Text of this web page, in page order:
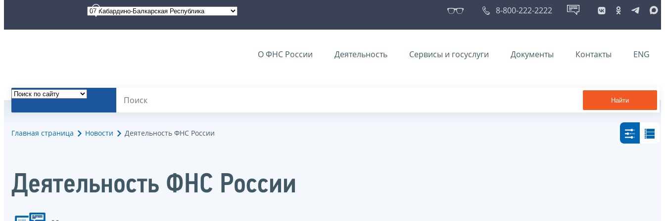
8-800-222-2222
О ФНС России Деятельность Сервисы и госуслуги Документы Контакты ENG
Найти
Главная страница Новости Деятельность ФНС России
Деятельность ФНС России